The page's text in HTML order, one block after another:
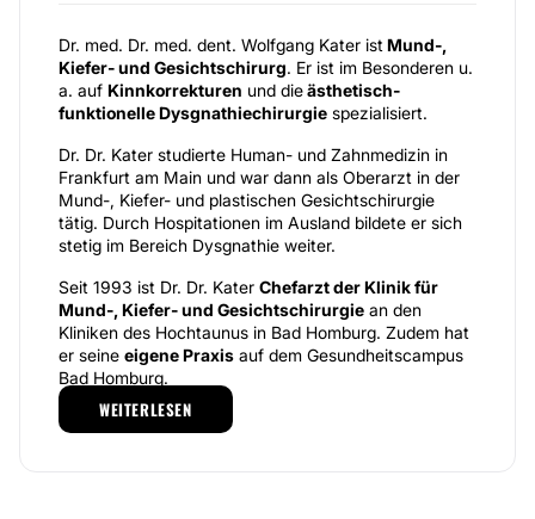
Dr. med. Dr. med. dent. Wolfgang Kater ist Mund-,
Kiefer- und Gesichtschirurg. Er ist im Besonderen u.
a. auf Kinnkorrekturen und dieästhetisch-
funktionelle Dysgnathiechirurgie spezialisiert.
Dr. Dr. Kater studierte Human- und Zahnmedizin in
Frankfurt am Main und war dann als Oberarzt in der
Mund-, Kiefer- und plastischen Gesichtschirurgie
tätig. Durch Hospitationen im Ausland bildete er sich
stetig im Bereich Dysgnathie weiter.
Seit 1993 ist Dr. Dr. Kater Chefarzt der Klinik für
Mund-, Kiefer- und Gesichtschirurgie an den
Kliniken des Hochtaunus in Bad Homburg. Zudem hat
er seine eigene Praxis auf dem Gesundheitscampus
Bad Homburg.
Als Spezialist für Dysgnathie führt Dr. Dr. Kater
WEITERLESEN